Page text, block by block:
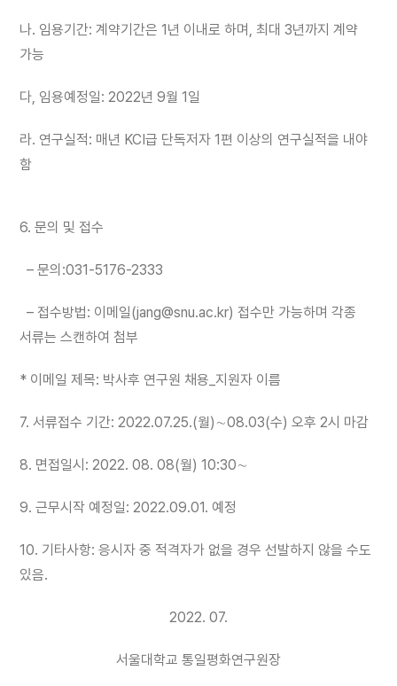
나. 임용기간: 계약기간은 1년 이내로 하며, 최대 3년까지 계약
가능
다, 임용예정일: 2022년 9월 1일
라. 연구실적: 매년 KCI급 단독저자 1편 이상의 연구실적을 내야
함
6. 문의 및 접수
– 문의:031-5176-2333
– 접수방법: 이메일(jang@snu.ac.kr) 접수만 가능하며 각종
서류는 스캔하여 첨부
* 이메일 제목: 박사후 연구원 채용_지원자 이름
7. 서류접수 기간: 2022.07.25.(월)∼08.03(수) 오후 2시 마감
8. 면접일시: 2022. 08. 08(월) 10:30∼
9. 근무시작 예정일: 2022.09.01. 예정
10. 기타사항: 응시자 중 적격자가 없을 경우 선발하지 않을 수도
있음.
2022. 07.
서울대학교 통일평화연구원장